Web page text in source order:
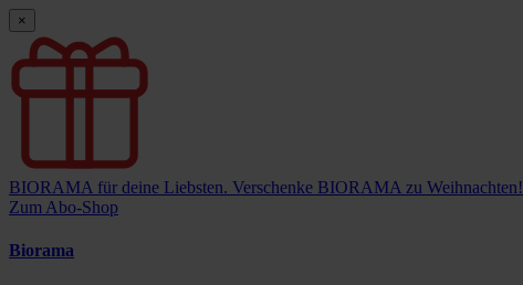
×
BIORAMA für deine Liebsten. Verschenke BIORAMA zu Weihnachten!
Zum Abo-Shop
Biorama